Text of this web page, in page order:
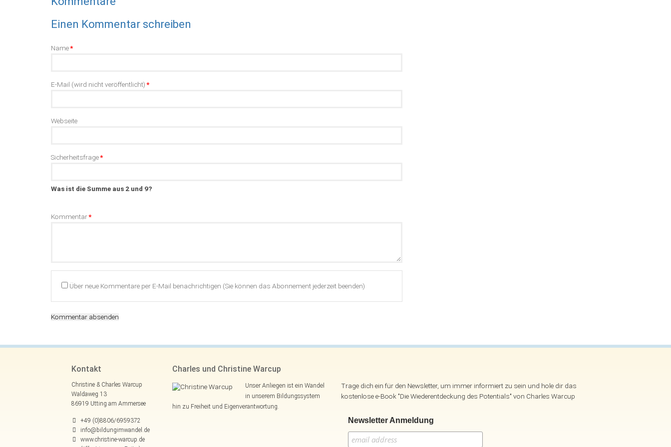
Einen Kommentar schreiben
Pflichtfeld
Name*
Pflichtfeld
E-Mail (wird nicht veröffentlicht)*
Webseite
Pflichtfeld
Sicherheitsfrage*
Was ist die Summe aus 2 und 9?
Pflichtfeld
Kommentar*
Über neue Kommentare per E-Mail benachrichtigen (Sie können das Abonnement jederzeit beenden)
Kommentar absenden
Kontakt
Christine & Charles Warcup
Waldaweg 13
86919 Utting am Ammersee
+49 (0)8806/6959372
info@bildungimwandel.de
www.christine-warcup.de
Charles und Christine Warcup
Unser Anliegen ist ein Wandel
in unserem Bildungssystem
hin zu Freiheit und Eigenverantwortung.
Trage dich ein für den Newsletter, um immer informiert zu sein und hole dir das
kostenlose e-Book "Die Wiederentdeckung des Potentials" von Charles Warcup
Newsletter Anmeldung